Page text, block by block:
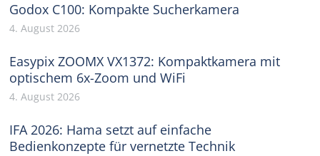
Godox C100: Kompakte Sucherkamera
4. August 2026
Easypix ZOOMX VX1372: Kompaktkamera mit
optischem 6x-Zoom und WiFi
4. August 2026
IFA 2026: Hama setzt auf einfache
Bedienkonzepte für vernetzte Technik